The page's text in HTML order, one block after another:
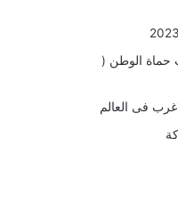
حماة الوطن (
فى العالم